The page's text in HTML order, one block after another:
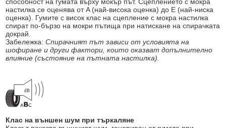
настилка се оценява от A (най-висока оценка) до E (най-ниска
оценка). Гумите с висок клас на сцепление с мокра настилка
спират по-бързо на мокри пътища при натискане на спирачката
докрай.
Забележка:Спирачният път зависи от условията на
шофиране и други фактори, които оказват допълнително
влияние (състояние на пътната настилка).
Клас на външен шум при търкаляне